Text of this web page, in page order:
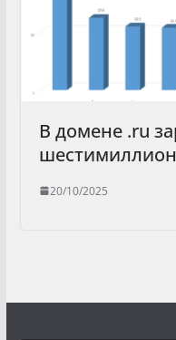
В домене .ru
20/10/2025